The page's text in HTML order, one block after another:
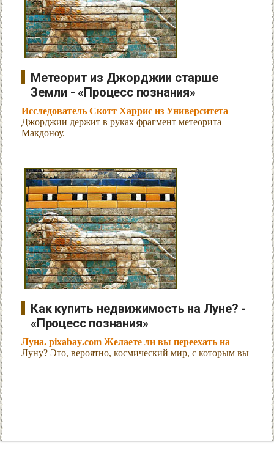
Метеорит из Джорджии старше
Земли - «Процесс познания»
Исследователь Скотт Харрис из Университета
Джорджии держит в руках фрагмент метеорита
Макдоноу.
Как купить недвижимость на Луне? -
«Процесс познания»
Луна. pixabay.com Желаете ли вы переехать на
Луну? Это, вероятно, космический мир, с которым вы